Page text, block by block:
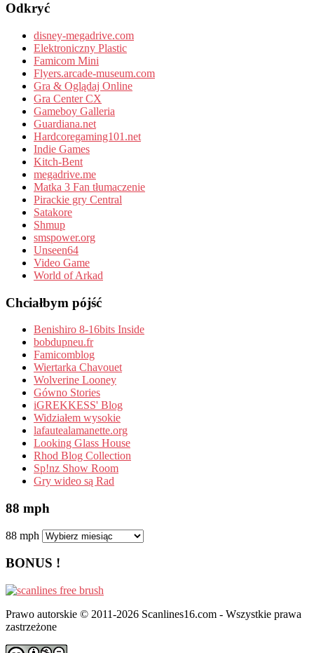
Odkryć
disney-megadrive.com
Elektroniczny Plastic
Famicom Mini
Flyers.arcade-museum.com
Gra & Oglądaj Online
Gra Center CX
Gameboy Galleria
Guardiana.net
Hardcoregaming101.net
Indie Games
Kitch-Bent
megadrive.me
Matka 3 Fan tłumaczenie
Pirackie gry Central
Satakore
Shmup
smspower.org
Unseen64
Video Game
World of Arkad
Chciałbym pójść
Benishiro 8-16bits Inside
bobdupneu.fr
Famicomblog
Wiertarka Chavouet
Wolverine Looney
Gówno Stories
iGREKKESS' Blog
Widziałem wysokie
lafautealamanette.org
Looking Glass House
Rhod Blog Collection
Sp!nz Show Room
Gry wideo są Rad
88 mph
88 mph
BONUS !
Prawo autorskie © 2011-2026 Scanlines16.com - Wszystkie prawa
zastrzeżone